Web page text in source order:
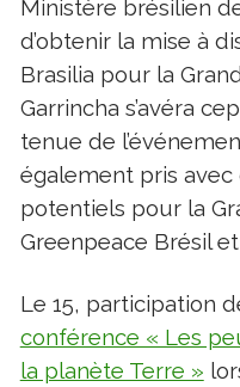
Ministère brésilien
d’obtenir la mise à
Brasilia pour la
Garrincha s’avéra
tenue de
également pris
potentiels pour la
Greenpeace Brésil
Le 15, participation
conférence « Les
la planète Terre »